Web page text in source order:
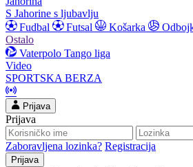
S Jahorine s ljubavlju
Fudbal
Futsal Košarka
Ostalo
Vaterpolo Tango liga
Video
SPORTSKA BERZA
Prijava
Prijava
Zaboravljena lozinka? Registracija